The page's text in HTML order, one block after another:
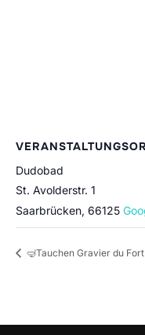
Dudobad
St. Avolderstr. 1
Saarbrücken, 66125
🤿Tauchen Gravier du Fort